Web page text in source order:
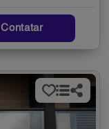
Contatar